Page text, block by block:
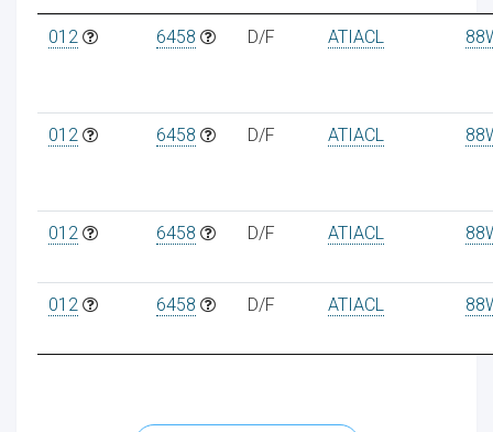
012 6458 D/F ATIACL
012 6458 D/F ATIACL
012 6458 D/F ATIACL
012 6458 D/F ATIACL